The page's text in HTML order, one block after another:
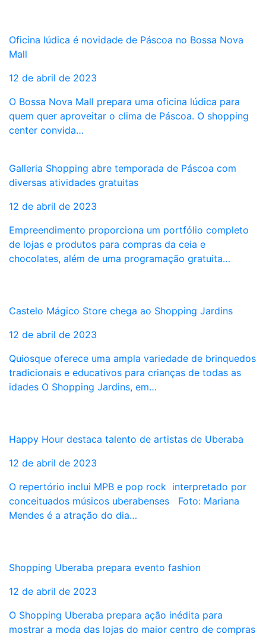
Oficina lúdica é novidade de Páscoa no Bossa Nova
Mall
12 de abril de 2023
O Bossa Nova Mall prepara uma oficina lúdica para
quem quer aproveitar o clima de Páscoa. O shopping
center convida…
Galleria Shopping abre temporada de Páscoa com
diversas atividades gratuitas
12 de abril de 2023
Empreendimento proporciona um portfólio completo
de lojas e produtos para compras da ceia e
chocolates, além de uma programação gratuita…
Castelo Mágico Store chega ao Shopping Jardins
12 de abril de 2023
Quiosque oferece uma ampla variedade de brinquedos
tradicionais e educativos para crianças de todas as
idades O Shopping Jardins, em…
Happy Hour destaca talento de artistas de Uberaba
12 de abril de 2023
O repertório inclui MPB e pop rock interpretado por
conceituados músicos uberabenses Foto: Mariana
Mendes é a atração do dia…
Shopping Uberaba prepara evento fashion
12 de abril de 2023
O Shopping Uberaba prepara ação inédita para
mostrar a moda das lojas do maior centro de compras